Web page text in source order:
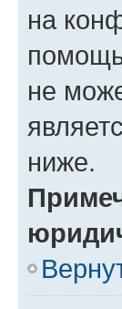
на
не
ниже.